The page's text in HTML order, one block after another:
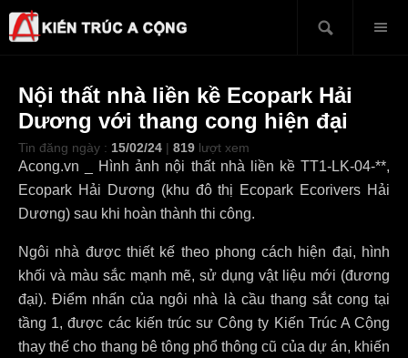
Nội thất nhà liền kề Ecopark Hải
Dương với thang cong hiện đại
Tin đăng ngày : 15/02/24 | 819 lượt xem
Acong.vn _ Hình ảnh nội thất nhà liền kề TT1-LK-04-**,
Ecopark Hải Dương (khu đô thị Ecopark Ecorivers Hải
Dương) sau khi hoàn thành thi công.
Ngôi nhà được thiết kế theo phong cách hiện đại, hình
khối và màu sắc mạnh mẽ, sử dụng vật liệu mới (đương
đại). Điểm nhấn của ngôi nhà là cầu thang sắt cong tại
tầng 1, được các kiến trúc sư Công ty Kiến Trúc A Cộng
thay thế cho thang bê tông phổ thông cũ của dự án, khiến